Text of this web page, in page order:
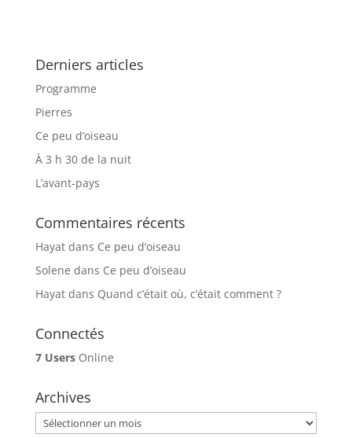
Derniers articles
Programme
Pierres
Ce peu d’oiseau
À 3 h 30 de la nuit
L’avant-pays
Commentaires récents
Hayatdans Ce peu d’oiseau
Solene dans Ce peu d’oiseau
Hayatdans Quand c’était où, c’était comment ?
Connectés
7 UsersOnline
Archives
Archives